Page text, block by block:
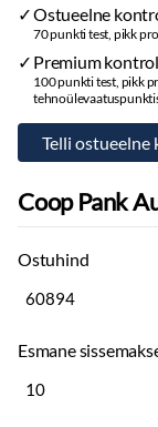
Ostueelne
70 punkti test, pikk
Premium
100 punkti test, pikk
Coop Pank
Ostuhind
Esmane